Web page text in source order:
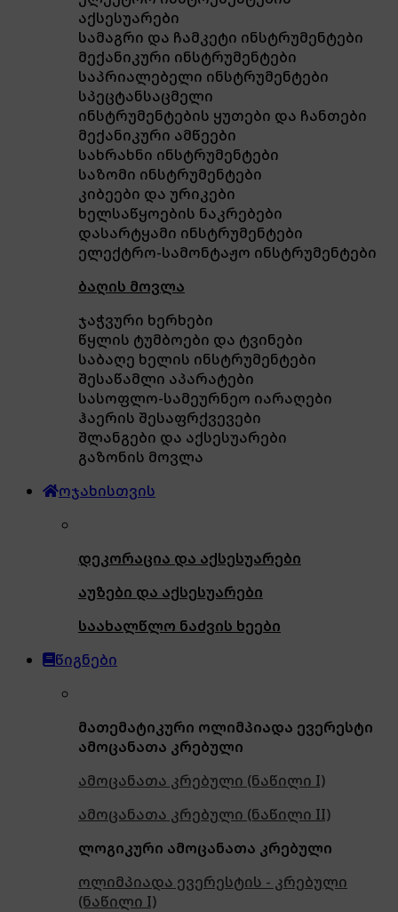
აქსესუარები
სამაგრი და ჩამკეტი ინსტრუმენტები
მექანიკური ინსტრუმენტები
საპრიალებელი ინსტრუმენტები
სპეცტანსაცმელი
ინსტრუმენტების ყუთები და ჩანთები
მექანიკური ამწეები
სახრახნი ინსტრუმენტები
საზომი ინსტრუმენტები
კიბეები და ურიკები
ხელსაწყოების ნაკრებები
დასარტყამი ინსტრუმენტები
ელექტრო-სამონტაჟო ინსტრუმენტები
ბაღის მოვლა
ჯაჭვური ხერხები
წყლის ტუმბოები და ტვინები
საბაღე ხელის ინსტრუმენტები
შესაწამლი აპარატები
სასოფლო-სამეურნეო იარაღები
ჰაერის შესაფრქვევები
შლანგები და აქსესუარები
გაზონის მოვლა
ოჯახისთვის
დეკორაცია და აქსესუარები
აუზები და აქსესუარები
საახალწლო ნაძვის ხეები
წიგნები
მათემატიკური ოლიმპიადა ევერესტი
ამოცანათა კრებული
ამოცანათა კრებული (ნაწილი I)
ამოცანათა კრებული (ნაწილი II)
ლოგიკური ამოცანათა კრებული
ოლიმპიადა ევერესტის - კრებული
(ნაწილი I)